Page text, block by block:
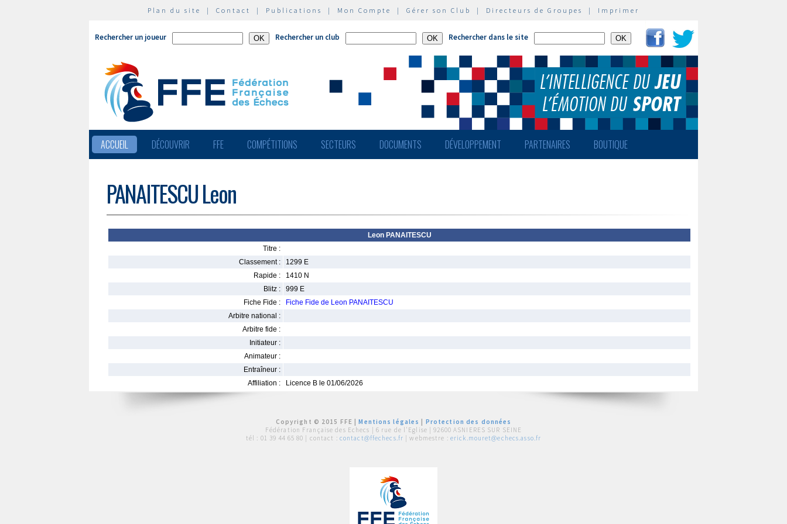
Plan du site | Contact | Publications | Mon Compte | Gérer son Club | Directeurs de Groupes | Imprimer
Rechercher un joueur Rechercher un club Rechercher dans le site
ACCUEIL DÉCOUVRIR FFE COMPÉTITIONS SECTEURS DOCUMENTS DÉVELOPPEMENT PARTENAIRES BOUTIQUE
PANAITESCU Leon
Leon PANAITESCU
Titre :
Classement :
1299 E
Rapide :
1410 N
Blitz :
999 E
Fiche Fide :
Fiche Fide de Leon PANAITESCU
Arbitre national :
Arbitre fide :
Initiateur :
Animateur :
Entraîneur :
Affiliation :
Licence B le 01/06/2026
Copyright © 2015 FFE |Mentions légales
Protection des données
Fédération Française des Echecs | 6 rue de l'Eglise | 92600 ASNIERES SUR SEINE
tél : 01 39 44 65 80 | contact : contact@ffechecs.fr | webmestre : erick.mouret@echecs.asso.fr